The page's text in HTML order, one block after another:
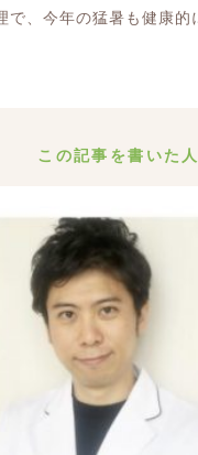
で、今年の猛暑も健康的
この記事を書いた人